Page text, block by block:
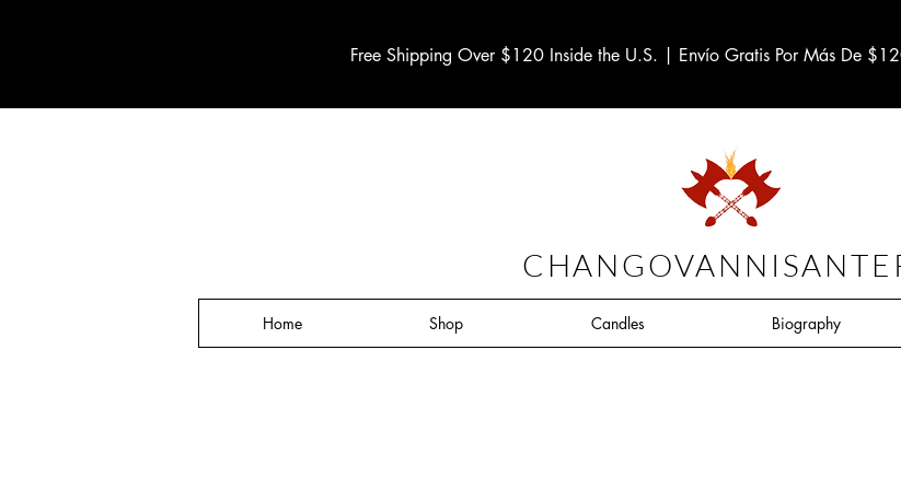
Free Shipping Over $120 Inside the U.S. | Envío Gratis Por Más De
Home Shop Candles Biography